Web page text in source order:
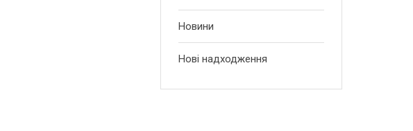
Новини
Нові надходження